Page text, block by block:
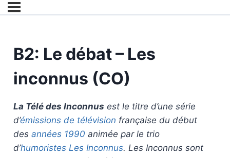
B2: Le débat – Les
inconnus (CO)
La Télé des Inconnus est le titre d’une série
d’émissions de télévision française du début
des années 1990 animée par le trio
d’humoristes Les Inconnus. Les Inconnus sont